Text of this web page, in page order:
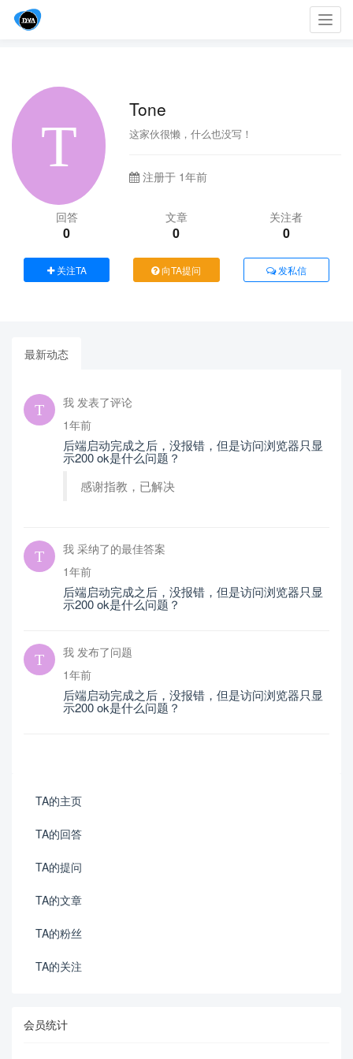
Tone
这家伙很懒，什么也没写！
注册于 1年前
回答
0
文章
0
关注者
0
关注TA 向TA提问 发私信
最新动态
我 发表了评论
1年前
后端启动完成之后，没报错，但是访问浏览器只显
示200 ok是什么问题？
感谢指教，已解决
我 采纳了的最佳答案
1年前
后端启动完成之后，没报错，但是访问浏览器只显
示200 ok是什么问题？
我 发布了问题
1年前
后端启动完成之后，没报错，但是访问浏览器只显
示200 ok是什么问题？
TA的主页
TA的回答
TA的提问
TA的文章
TA的粉丝
TA的关注
会员统计